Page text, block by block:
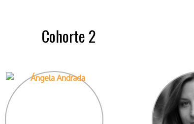
Cohorte 2